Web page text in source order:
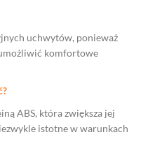
uchwytów, ponieważ
komfortowe
ABS, która zwiększa jej
istotne w warunkach